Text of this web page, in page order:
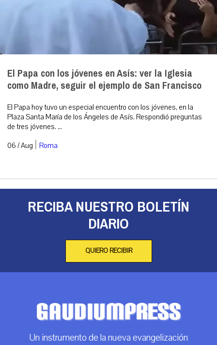
El Papa con los jóvenes en Asís: ver la Iglesia
como Madre, seguir el ejemplo de San Francisco
El Papa hoy tuvo un especial encuentro con los jóvenes, en la
Plaza Santa María de los Ángeles de Asís. Respondió preguntas
de tres jóvenes. ...
06 / Aug | Roma
RECIBA NUESTRO BOLETÍN
DIARIO
QUIERO RECIBIR
Un instrumento de la nueva evangelización